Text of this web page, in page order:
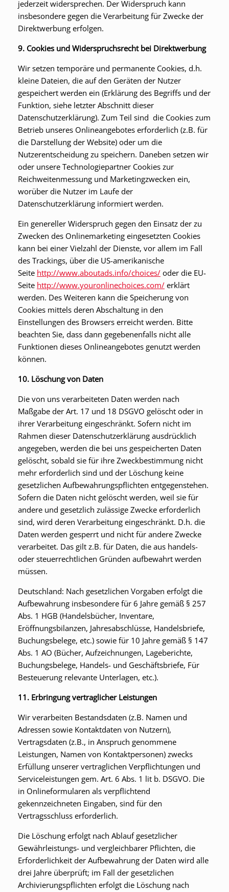
jederzeit widersprechen. Der Widerspruch kann
insbesondere gegen die Verarbeitung für Zwecke der
Direktwerbung erfolgen.
9. Cookies und Widerspruchsrecht bei Direktwerbung
Wir setzen temporäre und permanente Cookies, d.h.
kleine Dateien, die auf den Geräten der Nutzer
gespeichert werden ein (Erklärung des Begriffs und der
Funktion, siehe letzter Abschnitt dieser
Datenschutzerklärung). Zum Teil sind die Cookies zum
Betrieb unseres Onlineangebotes erforderlich (z.B. für
die Darstellung der Website) oder um die
Nutzerentscheidung zu speichern. Daneben setzen wir
oder unsere Technologiepartner Cookies zur
Reichweitenmessung und Marketingzwecken ein,
worüber die Nutzer im Laufe der
Datenschutzerklärung informiert werden.
Ein genereller Widerspruch gegen den Einsatz der zu
Zwecken des Onlinemarketing eingesetzten Cookies
kann bei einer Vielzahl der Dienste, vor allem im Fall
des Trackings, über die US-amerikanische
Seite http://www.aboutads.info/choices/ oder die EU-
Seite http://www.youronlinechoices.com/ erklärt
werden. Des Weiteren kann die Speicherung von
Cookies mittels deren Abschaltung in den
Einstellungen des Browsers erreicht werden. Bitte
beachten Sie, dass dann gegebenenfalls nicht alle
Funktionen dieses Onlineangebotes genutzt werden
können.
10. Löschung von Daten
Die von uns verarbeiteten Daten werden nach
Maßgabe der Art. 17 und 18 DSGVO gelöscht oder in
ihrer Verarbeitung eingeschränkt. Sofern nicht im
Rahmen dieser Datenschutzerklärung ausdrücklich
angegeben, werden die bei uns gespeicherten Daten
gelöscht, sobald sie für ihre Zweckbestimmung nicht
mehr erforderlich sind und der Löschung keine
gesetzlichen Aufbewahrungspflichten entgegenstehen.
Sofern die Daten nicht gelöscht werden, weil sie für
andere und gesetzlich zulässige Zwecke erforderlich
sind, wird deren Verarbeitung eingeschränkt. D.h. die
Daten werden gesperrt und nicht für andere Zwecke
verarbeitet. Das gilt z.B. für Daten, die aus handels-
oder steuerrechtlichen Gründen aufbewahrt werden
müssen.
Deutschland: Nach gesetzlichen Vorgaben erfolgt die
Aufbewahrung insbesondere für 6 Jahre gemäß § 257
Abs. 1 HGB (Handelsbücher, Inventare,
Eröffnungsbilanzen, Jahresabschlüsse, Handelsbriefe,
Buchungsbelege, etc.) sowie für 10 Jahre gemäß § 147
Abs. 1 AO (Bücher, Aufzeichnungen, Lageberichte,
Buchungsbelege, Handels- und Geschäftsbriefe, Für
Besteuerung relevante Unterlagen, etc.).
11. Erbringung vertraglicher Leistungen
Wir verarbeiten Bestandsdaten (z.B. Namen und
Adressen sowie Kontaktdaten von Nutzern),
Vertragsdaten (z.B., in Anspruch genommene
Leistungen, Namen von Kontaktpersonen) zwecks
Erfüllung unserer vertraglichen Verpflichtungen und
Serviceleistungen gem. Art. 6 Abs. 1 lit b. DSGVO. Die
in Onlineformularen als verpflichtend
gekennzeichneten Eingaben, sind für den
Vertragsschluss erforderlich.
Die Löschung erfolgt nach Ablauf gesetzlicher
Gewährleistungs- und vergleichbarer Pflichten, die
Erforderlichkeit der Aufbewahrung der Daten wird alle
drei Jahre überprüft; im Fall der gesetzlichen
Archivierungspflichten erfolgt die Löschung nach